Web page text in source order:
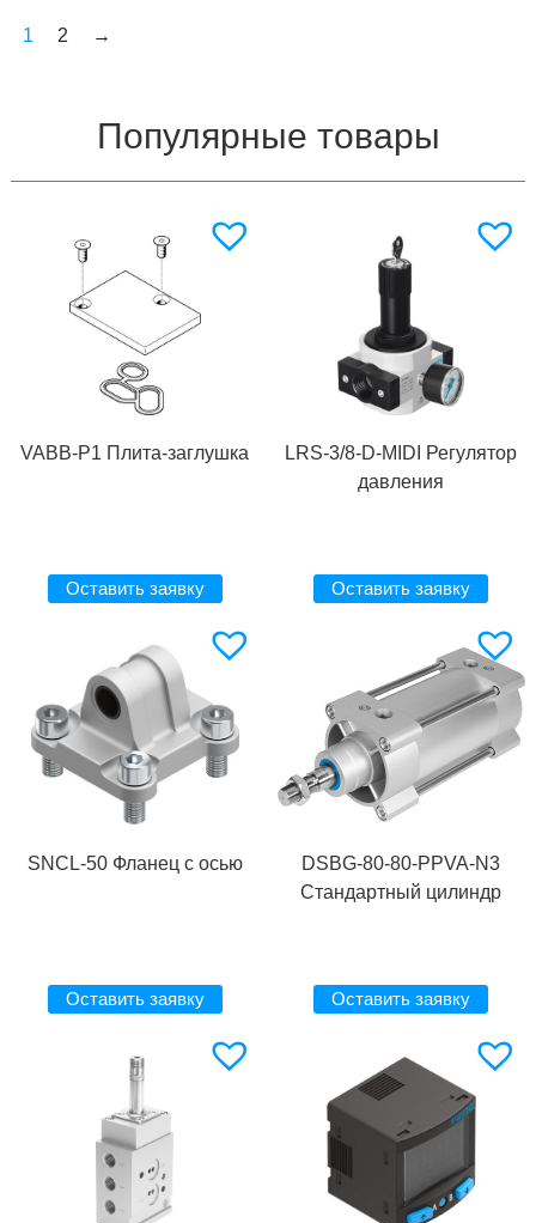
1 2 →
Популярные товары
VABB-P1 Плита-заглушка
Оставить заявку
LRS-3/8-D-MIDI Регулятор
давления
Оставить заявку
SNCL-50 Фланец с осью
Оставить заявку
DSBG-80-80-PPVA-N3
Стандартный цилиндр
Оставить заявку